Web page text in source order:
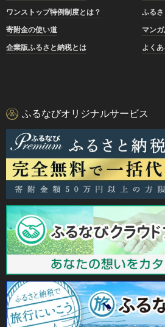
ワンストップ特例制度とは？
ふる
寄附金の使い道
マン
企業版ふるさと納税とは
よく
ふるなびオリジナルサービス